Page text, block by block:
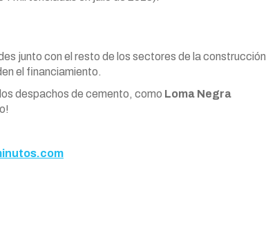
junto con el resto de los sectores de la construcción
el financiamiento.
despachos de cemento, como Loma Negra